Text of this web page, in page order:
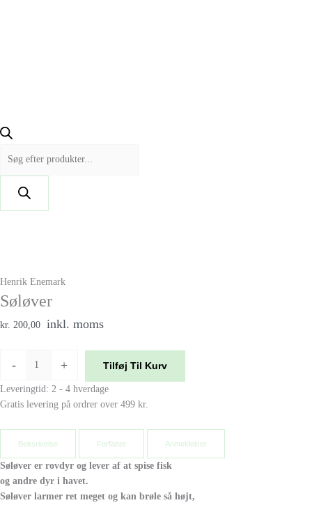
Henrik Enemark
Søløver
kr. 200,00 inkl. moms
- + Tilføj Til Kurv
Leveringtid: 2 - 4 hverdage
Gratis levering på ordrer over 499 kr.
Beksrivelse Forfatter Anmeldelser
Søløver er rovdyr og lever af at spise fisk
og andre dyr i havet.
Søløver larmer ret meget og kan brøle så højt,